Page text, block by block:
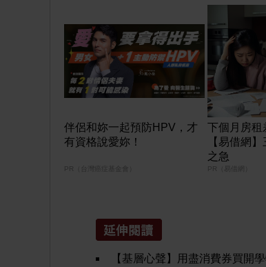
伴侶和妳一起預防HPV，才
有資格說愛妳！
PR（台灣癌症基金會）
下個月房租
【易借網
之急
PR（易借網）
【基層心聲】用盡消費券買開學物資